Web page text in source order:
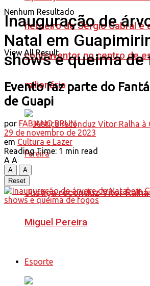
herdeiro de Sérgio Cabral e
contraventor no centro de
milionário
Justiça reconduz Vitor
Miguel Pereira
Esporte
Nenhum Resultado
View All Result
Inauguração de
Natal em
shows e queima de
Evento faz parte do
de Guapi
por FABIANO BRUN
29 de novembro de 2023
em Cultura e Lazer
Reading Time: 1 min read
A A
A
A
Reset